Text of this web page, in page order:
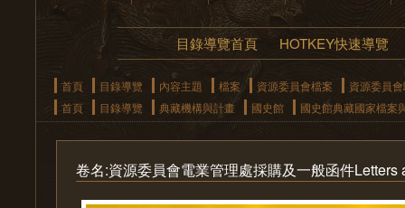
目錄導覽首頁 HOTKEY快速導覽
首頁 目錄導覽 內容主題 檔案 資源委員會檔案
資源委員
首頁
目錄導覽 典藏機構與計畫 國史館 國史館典藏國家檔案
卷名:資源委員會電業管理處採購及一般函件